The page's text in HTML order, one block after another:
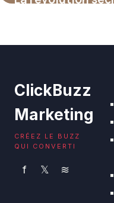
ClickBuzz
Marketing
CRÉEZ LE BUZZ
QUI CONVERTI
f 𝕏 ≋